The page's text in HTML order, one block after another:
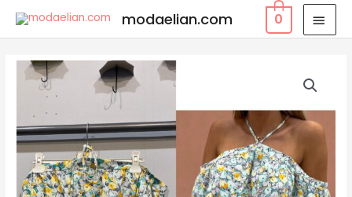
modaelian.com 0